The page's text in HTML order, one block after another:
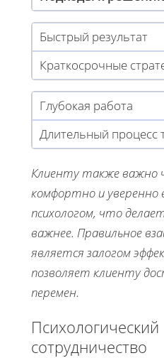
Быстрый результат
Краткосрочные
Глубокая работа
Длительный процесс
Клиенту также важно
комфортно и уверенно
психологом, что
важнее. Правильное
является залогом
позволяет клиенту
перемен.
Психологический
сотрудничество